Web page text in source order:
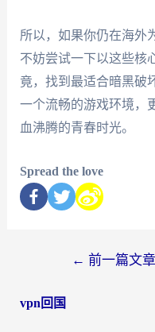
所以，如果你仍在海外
不妨尝试一下以这些核
竟，找到最适合暗黑破
一个流畅的游戏环境，
血沸腾的青春时光。
Spread the love
← 前一篇文章
vpn回国